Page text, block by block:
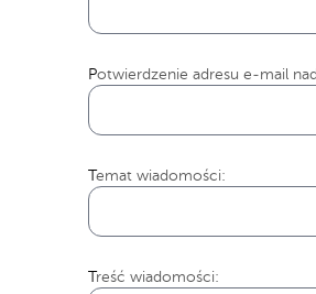
Potwierdzenie adresu e-mail
Temat wiadomości:
Treść wiadomości: